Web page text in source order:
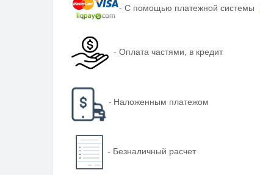
- С помощью платежной системы
- Оплата частями, в кредит
- Наложенным платежом
- Безналичный расчет